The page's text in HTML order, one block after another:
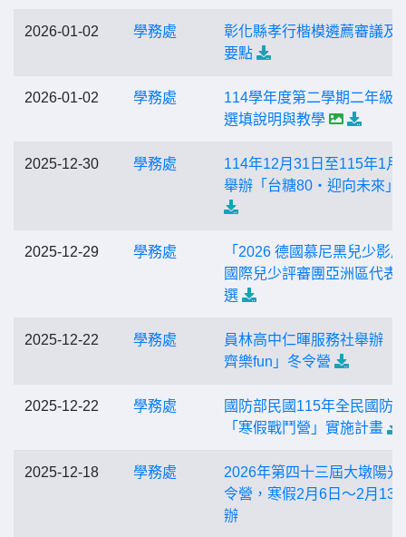
2026-01-02 學務處
彰化縣孝行楷模遴薦審議及
要點
2026-01-02 學務處
114學年度第二學期二年級
選填說明與教學
2025-12-30 學務處
114年12月31日至115年1月
舉辦「台糖80‧迎向未來」
2025-12-29 學務處
「2026 德國慕尼黑兒少影
國際兒少評審團亞洲區代表
選
2025-12-22 學務處
員林高中仁暉服務社舉辦「
齊樂fun」冬令營
2025-12-22 學務處
國防部民國115年全民國防
「寒假戰鬥營」實施計畫
2025-12-18 學務處
2026年第四十三屆大墩陽光
令營，寒假2月6日～2月13
辦